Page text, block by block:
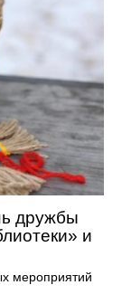
дружбы
и
мероприятий